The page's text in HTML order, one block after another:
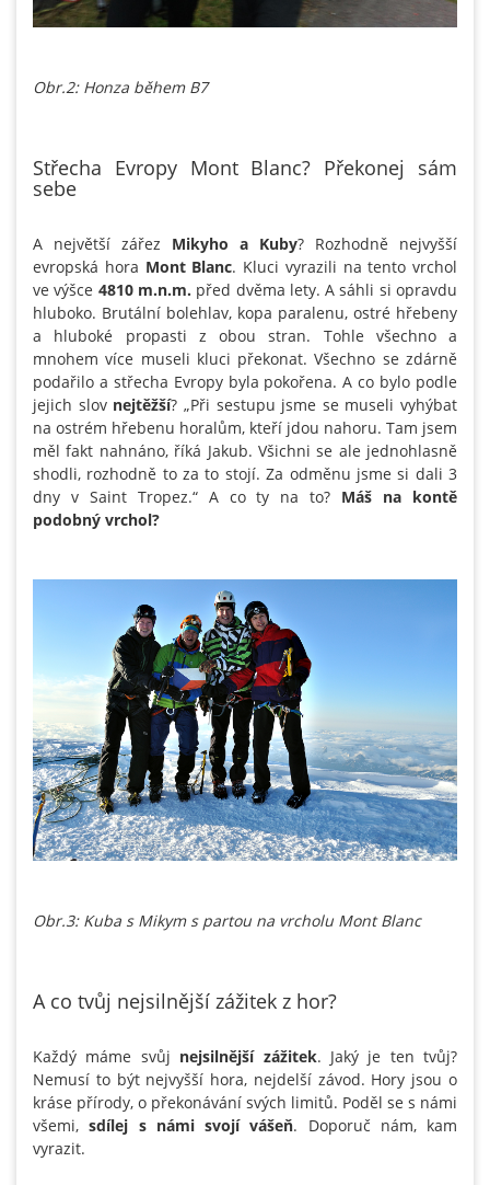
Obr.2: Honza během B7
Střecha Evropy Mont Blanc? Překonej sám
sebe
A největší zářez Mikyho a Kuby? Rozhodně nejvyšší
evropská hora Mont Blanc. Kluci vyrazili na tento vrchol
ve výšce 4810 m.n.m. před dvěma lety. A sáhli si opravdu
hluboko. Brutální bolehlav, kopa paralenu, ostré hřebeny
a hluboké propasti z obou stran. Tohle všechno a
mnohem více museli kluci překonat. Všechno se zdárně
podařilo a střecha Evropy byla pokořena. A co bylo podle
jejich slov nejtěžší? „Při sestupu jsme se museli vyhýbat
na ostrém hřebenu horalům, kteří jdou nahoru. Tam jsem
měl fakt nahnáno, říká Jakub. Všichni se ale jednohlasně
shodli, rozhodně to za to stojí. Za odměnu jsme si dali 3
dny v Saint Tropez.“ A co ty na to? Máš na kontě
podobný vrchol?
Obr.3: Kuba s Mikym s partou na vrcholu Mont Blanc
A co tvůj nejsilnější zážitek z hor?
Každý máme svůj nejsilnější zážitek. Jaký je ten tvůj?
Nemusí to být nejvyšší hora, nejdelší závod. Hory jsou o
kráse přírody, o překonávání svých limitů. Poděl se s námi
všemi,sdílej s námi svojí vášeň. Doporuč nám, kam
vyrazit.